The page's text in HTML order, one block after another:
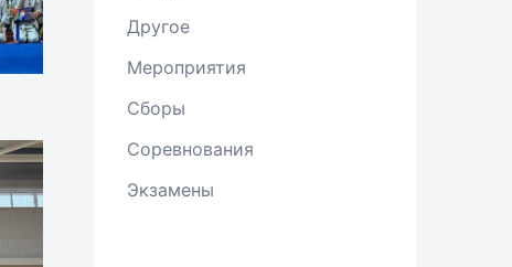
Другое
Мероприятия
Сборы
Соревнования
Экзамены